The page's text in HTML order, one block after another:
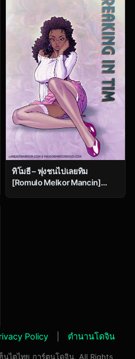
ทิโมธี – พุ่งชนไปเลยทิม
[Romulo Melkor Mancin]
Policy ตำนานโดจิน
ไตไทย การ์ตูนโดจิน. All Rights